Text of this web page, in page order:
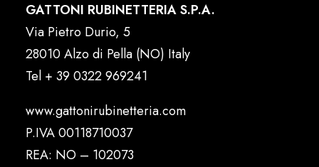
GATTONI RUBINETTERIA S.P.A.
Via Pietro Durio, 5
28010 Alzo di Pella (NO) Italy
Tel + 39 0322 969241
www.gattonirubinetteria.com
P.IVA 00118710037
REA: NO – 102073